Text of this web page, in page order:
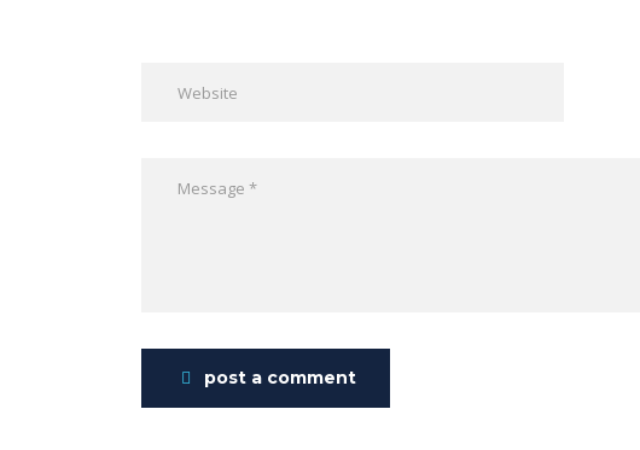
post a comment